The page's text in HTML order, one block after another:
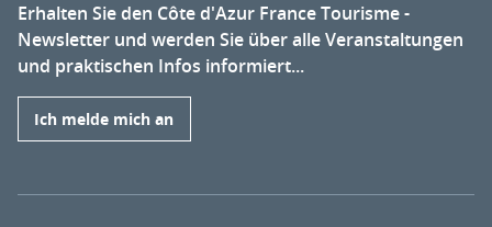
Erhalten Sie den Côte d'Azur France Tourisme -
Newsletter und werden Sie über alle Veranstaltungen
und praktischen Infos informiert...
Ich melde mich an